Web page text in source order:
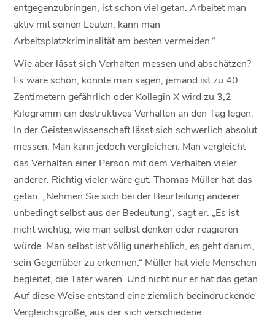
entgegenzubringen, ist schon viel getan. Arbeitet man
aktiv mit seinen Leuten, kann man
Arbeitsplatzkriminalität am besten vermeiden.“
Wie aber lässt sich Verhalten messen und abschätzen?
Es wäre schön, könnte man sagen, jemand ist zu 40
Zentimetern gefährlich oder Kollegin X wird zu 3,2
Kilogramm ein destruktives Verhalten an den Tag legen.
In der Geisteswissenschaft lässt sich schwerlich absolut
messen. Man kann jedoch vergleichen. Man vergleicht
das Verhalten einer Person mit dem Verhalten vieler
anderer. Richtig vieler wäre gut. Thomas Müller hat das
getan. „Nehmen Sie sich bei der Beurteilung anderer
unbedingt selbst aus der Bedeutung“, sagt er. „Es ist
nicht wichtig, wie man selbst denken oder reagieren
würde. Man selbst ist völlig unerheblich, es geht darum,
sein Gegenüber zu erkennen.“ Müller hat viele Menschen
begleitet, die Täter waren. Und nicht nur er hat das getan.
Auf diese Weise entstand eine ziemlich beeindruckende
Vergleichsgröße, aus der sich verschiedene